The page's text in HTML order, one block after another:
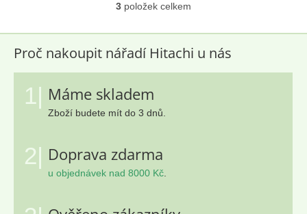
O
l
á
d
a
c
í
p
k
y
v
3 položek celkem
Proč nakoupit nářadí Hitachi u nás
1| Máme skladem
Zboží budete mít do 3 dnů.
2| Doprava zdarma
u objednávek nad 8000 Kč.